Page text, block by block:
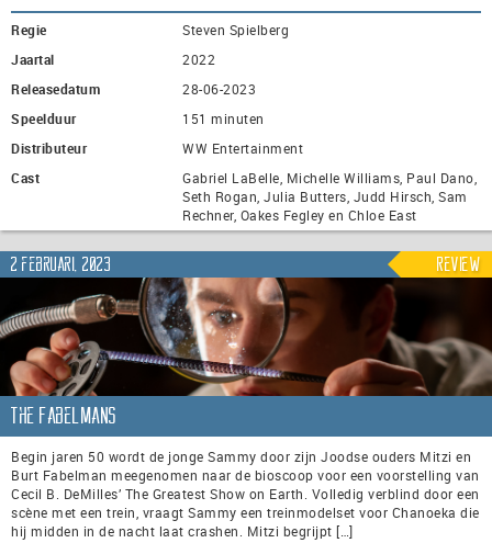
Regie
Steven Spielberg
Jaartal
2022
Releasedatum
28-06-2023
Speelduur
151 minuten
Distributeur
WW Entertainment
Cast
Gabriel LaBelle, Michelle Williams, Paul Dano,
Seth Rogan, Julia Butters, Judd Hirsch, Sam
Rechner, Oakes Fegley en Chloe East
2 februari, 2023 Review
The Fabelmans
Begin jaren 50 wordt de jonge Sammy door zijn Joodse ouders Mitzi en
Burt Fabelman meegenomen naar de bioscoop voor een voorstelling van
Cecil B. DeMilles’ The Greatest Show on Earth. Volledig verblind door een
scène met een trein, vraagt Sammy een treinmodelset voor Chanoeka die
hij midden in de nacht laat crashen. Mitzi begrijpt […]